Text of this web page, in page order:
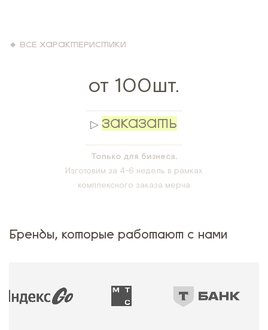
🔹 ВСЕ ХАРАКТЕРИСТИКИ
от 100шт.
▷ ЗАКАЗАТЬ
Только для бизнеса.
Изготовим за 4-6 недель в рамках
комплексного заказа мерча
Бренды, которые работают с нами